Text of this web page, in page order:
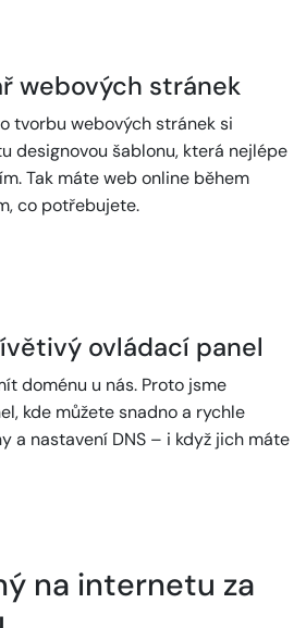
webových stránek
tvorbu webových stránek si
designovou šablonu, která nejlépe
Tak máte web online během
co potřebujete.
ovládací panel
doménu u nás. Proto jsme
kde můžete snadno a rychle
a nastavení DNS – i když jich máte
na internetu za